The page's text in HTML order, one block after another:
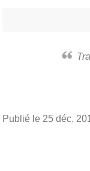
Publié le 25 déc.